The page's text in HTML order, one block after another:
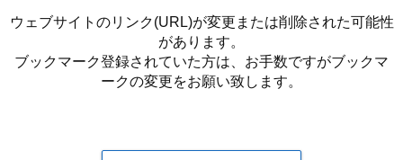
ウェブサイトのリンク(URL)が変更または削除された可能性
があります。
ブックマーク登録されていた方は、お手数ですがブックマ
ークの変更をお願い致します。